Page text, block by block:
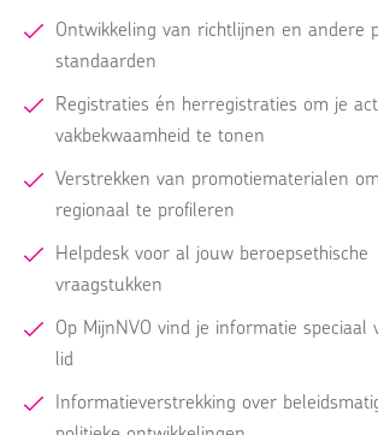
Ontwikkeling van richtlijnen en andere
standaarden
Registraties én herregistraties om je
vakbekwaamheid te tonen
Verstrekken van promotiematerialen
regionaal te profileren
Helpdesk voor al jouw beroepsethische
vraagstukken
Op MijnNVO vind je informatie speciaal
lid
Informatieverstrekking over